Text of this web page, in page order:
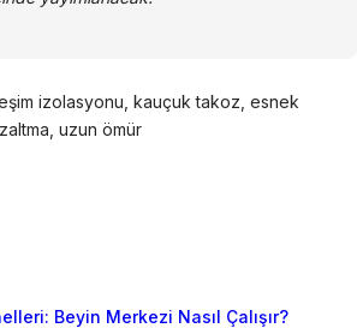
izolasyonu, kauçuk takoz, esnek
uzun ömür
Beyin Merkezi Nasıl Çalışır?